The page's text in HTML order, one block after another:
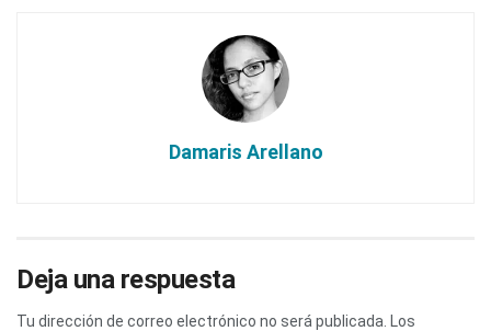
Damaris Arellano
Deja una respuesta
Tu dirección de correo electrónico no será publicada.
Los